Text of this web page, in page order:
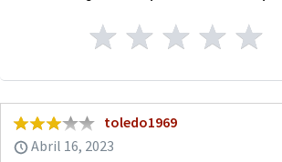
toledo1969
Abril 16, 2023